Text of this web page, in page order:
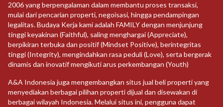
2006 yang berpengalaman dalam membantu proses transaksi,
mulai dari pencarian properti, negoisasi, hingga pendampingan
legalitas. Budaya Kerja kami adalah FAMILY dengan menjunjung
tinggi keyakinan (Faithful), saling menghargai (Appreciate),
berpikiran terbuka dan positif (Mindset Positive), berintegritas
tinggi (Integrity), mengindahkan rasa peduli (Love), serta bergerak
dinamis dan inovatif mengikuti arus perkembangan (Youth)
A&A Indonesia juga mengembangkan situs jual beli properti yang
menyediakan berbagai pilihan properti dijual dan disewakan di
berbagai wilayah Indonesia. Melalui situs ini, pengguna dapat